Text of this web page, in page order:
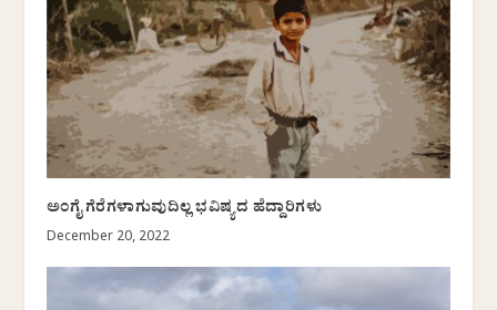
ಅಂಗೈ ಗೆರೆಗಳಾಗುವುದಿಲ್ಲ ಭವಿಷ್ಯದ ಹೆದ್ದಾರಿಗಳು
December 20, 2022